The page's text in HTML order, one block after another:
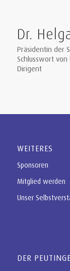
Dr.
Präsidentin der
Schlusswort
Dirigent
WEITERES
Sponsoren
Mitglied werden
Unser
DER